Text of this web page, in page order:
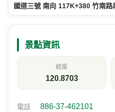
國道三號 南向 117K+380 竹南路
景點資訊
經度
120.8703
電話 886-37-462101